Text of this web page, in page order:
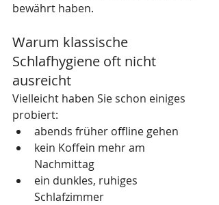
bewährt haben.
Warum klassische
Schlafhygiene oft nicht
ausreicht
Vielleicht haben Sie schon einiges
probiert:
abends früher offline gehen
kein Koffein mehr am
Nachmittag
ein dunkles, ruhiges
Schlafzimmer